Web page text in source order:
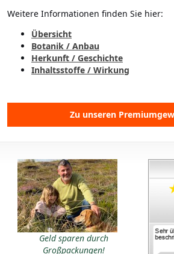
Weitere Informationen finden Sie hier:
Übersicht
Botanik / Anbau
Herkunft / Geschichte
Inhaltsstoffe / Wirkung
Zu unseren
Geld sparen durch
Großpackungen!